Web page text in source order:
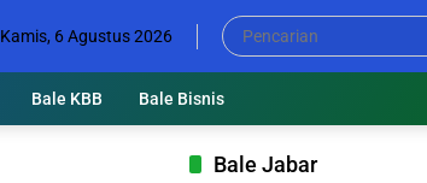
Kamis, 6 Agustus 2026
Bale KBB Bale Bisnis
Bale Jabar